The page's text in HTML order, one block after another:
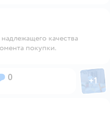
качества
покупки.
0 Фото
+1